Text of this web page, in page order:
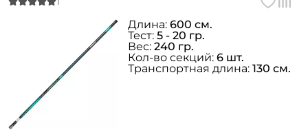
Длина: 600 см.
Тест: 5 - 20 гр.
Вес: 240 гр.
Кол-во секций: 6 шт.
Транспортная длина: 130 см.